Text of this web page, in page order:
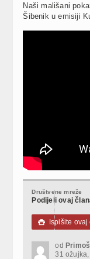
Naši mališani
Šibenik u emisiji
Društvene mreže
Podijeli ovaj
 Ispišite ovaj
od
31 ožujka,